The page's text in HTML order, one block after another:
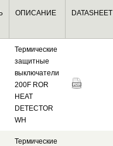
ОПИСАНИЕ DATASHEET
Термические
защитные
выключатели
200F ROR
HEAT
DETECTOR
WH
Термические